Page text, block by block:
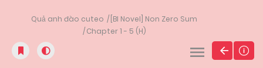
Quả anh đào cuteo
[Bl Novel] Non Zero Sum
Chapter 1 - 5 (H)